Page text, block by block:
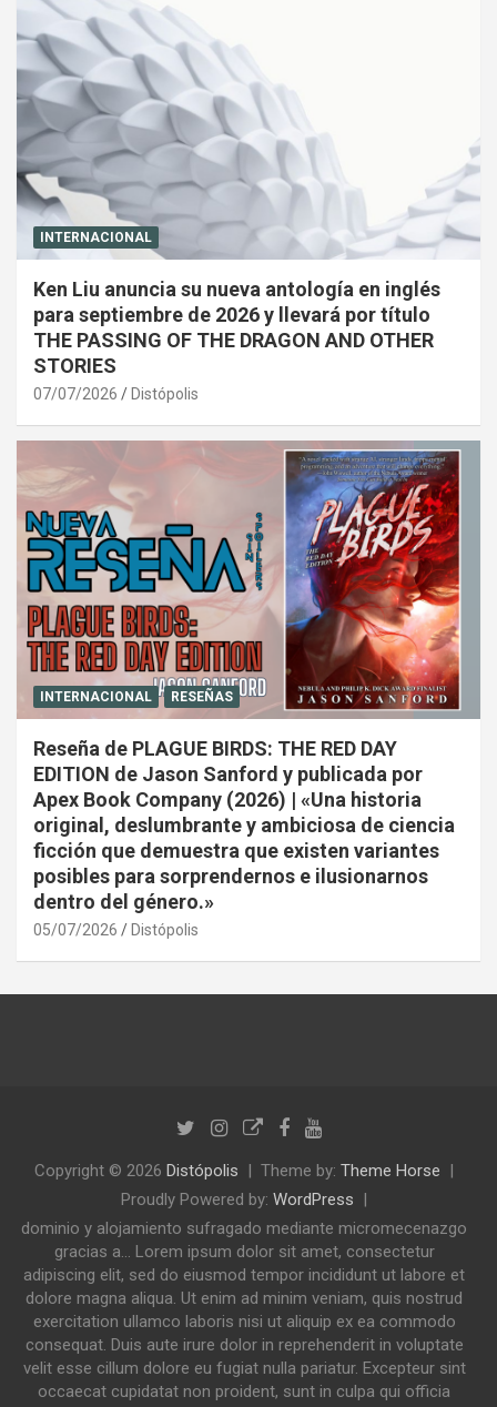
INTERNACIONAL
Ken Liu anuncia su nueva antología en inglés
para septiembre de 2026 y llevará por título
THE PASSING OF THE DRAGON AND OTHER
STORIES
07/07/2026 Distópolis
INTERNACIONAL RESEÑAS
Reseña de PLAGUE BIRDS: THE RED DAY
EDITION de Jason Sanford y publicada por
Apex Book Company (2026) | «Una historia
original, deslumbrante y ambiciosa de ciencia
ficción que demuestra que existen variantes
posibles para sorprendernos e ilusionarnos
dentro del género.»
05/07/2026 Distópolis
Copyright © 2026 Distópolis Theme by: Theme Horse
Proudly Powered by: WordPress
dominio y alojamiento sufragado mediante micromecenazgo
gracias a... Lorem ipsum dolor sit amet, consectetur
adipiscing elit, sed do eiusmod tempor incididunt ut labore et
dolore magna aliqua. Ut enim ad minim veniam, quis nostrud
exercitation ullamco laboris nisi ut aliquip ex ea commodo
consequat. Duis aute irure dolor in reprehenderit in voluptate
velit esse cillum dolore eu fugiat nulla pariatur. Excepteur sint
occaecat cupidatat non proident, sunt in culpa qui officia